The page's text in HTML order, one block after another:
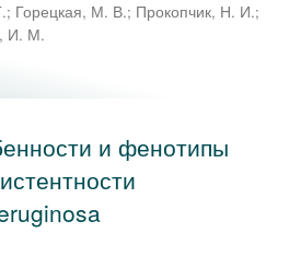
; Горецкая, М. В.; Прокопчик, Н. И.;
И. М.
и фенотипы